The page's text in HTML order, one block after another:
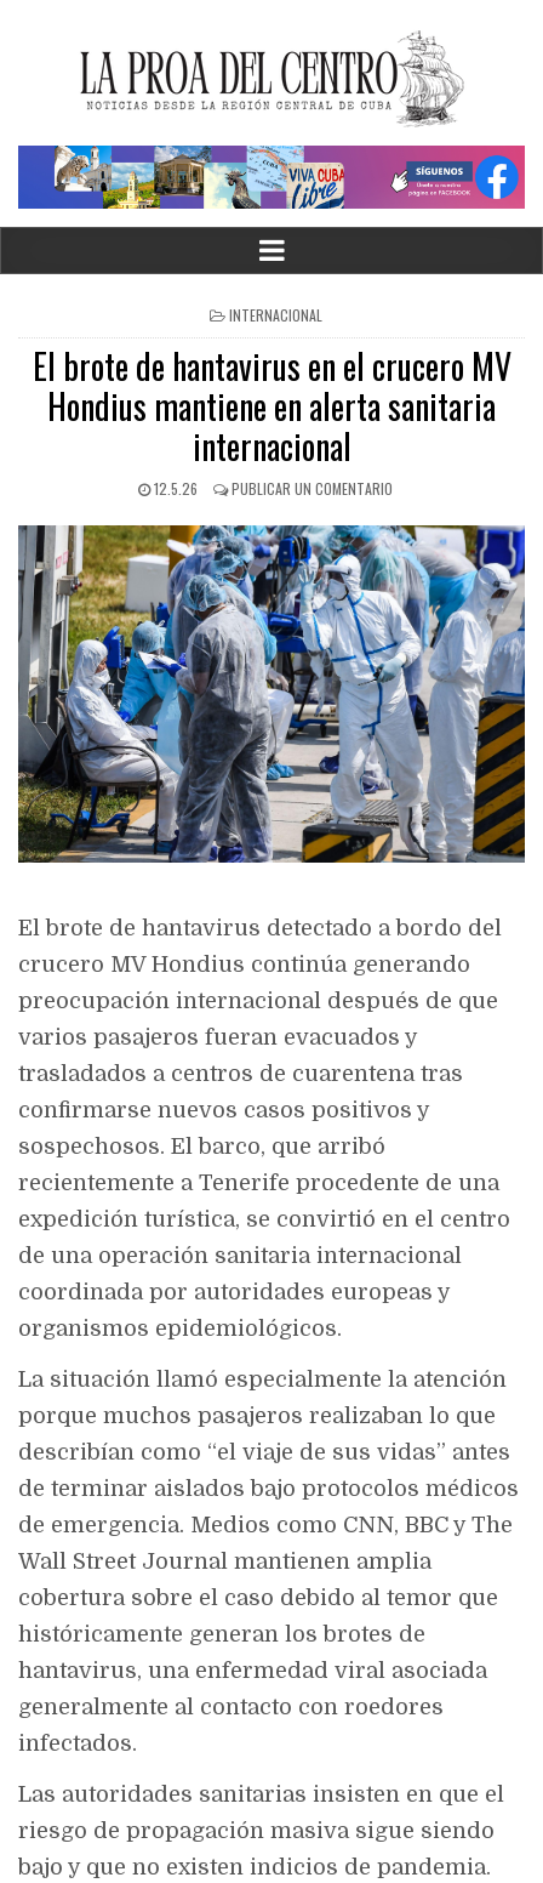
INTERNACIONAL
El brote de hantavirus en el crucero MV
Hondius mantiene en alerta sanitaria
internacional
12.5.26 PUBLICAR UN COMENTARIO
El brote de hantavirus detectado a bordo del
crucero MV Hondius continúa generando
preocupación internacional después de que
varios pasajeros fueran evacuados y
trasladados a centros de cuarentena tras
confirmarse nuevos casos positivos y
sospechosos. El barco, que arribó
recientemente a Tenerife procedente de una
expedición turística, se convirtió en el centro
de una operación sanitaria internacional
coordinada por autoridades europeas y
organismos epidemiológicos.
La situación llamó especialmente la atención
porque muchos pasajeros realizaban lo que
describían como “el viaje de sus vidas” antes
de terminar aislados bajo protocolos médicos
de emergencia. Medios como CNN, BBC y The
Wall Street Journal mantienen amplia
cobertura sobre el caso debido al temor que
históricamente generan los brotes de
hantavirus, una enfermedad viral asociada
generalmente al contacto con roedores
infectados.
Las autoridades sanitarias insisten en que el
riesgo de propagación masiva sigue siendo
bajo y que no existen indicios de pandemia.